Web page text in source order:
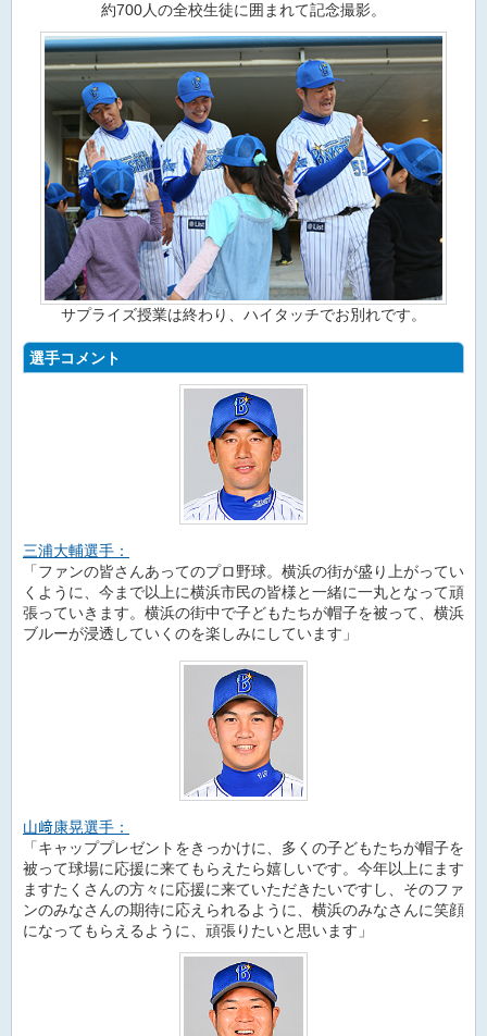
約700人の全校生徒に囲まれて記念撮影。
サプライズ授業は終わり、ハイタッチでお別れです。
選手コメント
三浦大輔選手：
「ファンの皆さんあってのプロ野球。横浜の街が盛り上がってい
くように、今まで以上に横浜市民の皆様と一緒に一丸となって頑
張っていきます。横浜の街中で子どもたちが帽子を被って、横浜
ブルーが浸透していくのを楽しみにしています」
山﨑康晃選手：
「キャッププレゼントをきっかけに、多くの子どもたちが帽子を
被って球場に応援に来てもらえたら嬉しいです。今年以上にます
ますたくさんの方々に応援に来ていただきたいですし、そのファ
ンのみなさんの期待に応えられるように、横浜のみなさんに笑顔
になってもらえるように、頑張りたいと思います」